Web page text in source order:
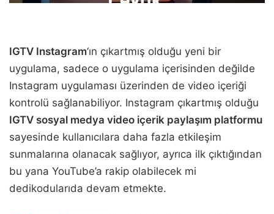
IGTV Instagram‘ın çıkartmış olduğu yeni bir
uygulama, sadece o uygulama içerisinden değilde
Instagram uygulaması üzerinden de video içeriği
kontrolü sağlanabiliyor. Instagram çıkartmış olduğu
IGTV sosyal medya video içerik paylaşım platformu
sayesinde kullanıcılara daha fazla etkileşim
sunmalarına olanacak sağlıyor, ayrıca ilk çıktığından
bu yana YouTube’a rakip olabilecek mi
dedikodularıda devam etmekte.